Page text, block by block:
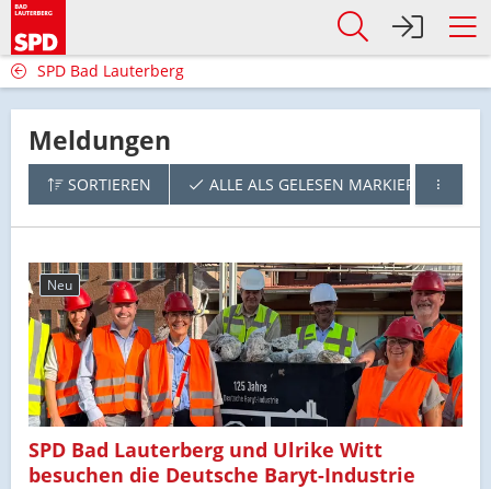
SPD Bad Lauterberg
Meldungen
SORTIEREN ALLE ALS GELESEN MARKIEREN
Neu
SPD Bad Lauterberg und Ulrike Witt
besuchen die Deutsche Baryt-Industrie